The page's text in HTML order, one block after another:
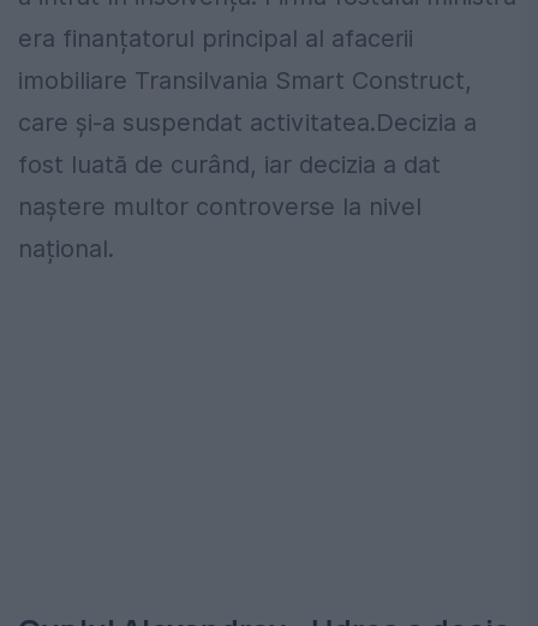
era finanțatorul principal al afacerii
imobiliare Transilvania Smart Construct,
care și-a suspendat activitatea.Decizia a
fost luată de curând, iar decizia a dat
naștere multor controverse la nivel
național.